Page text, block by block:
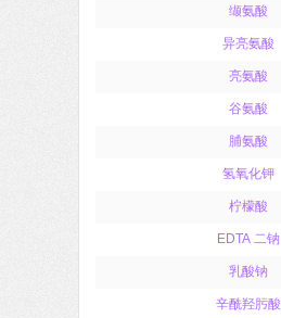
缬氨酸
异亮氨酸
亮氨酸
谷氨酸
脯氨酸
氢氧化钾
柠檬酸
EDTA 二钠
乳酸钠
辛酰羟肟酸